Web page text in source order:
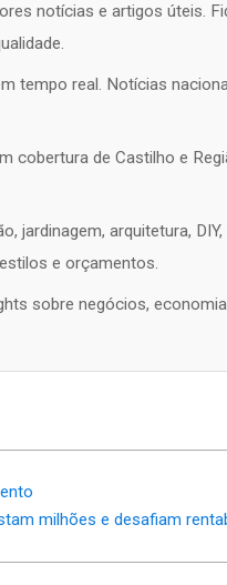
notícias e artigos úteis.
tempo real. Notícias
cobertura de Castilho e
jardinagem, arquitetura,
e orçamentos.
sobre negócios,
milhões e desafiam